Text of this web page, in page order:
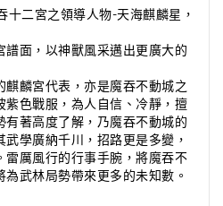
十二宮之領導人物-天海麒麟星，
面，以神獸風采邁出更廣大的
麟宮代表，亦是魔吞不動城之
紫色戰服，為人自信、冷靜，擅
著高度了解，乃魔吞不動城的
學廣納千川，招路更是多變，
雷厲風行的行事手腕，將魔吞不
武林局勢帶來更多的未知數。